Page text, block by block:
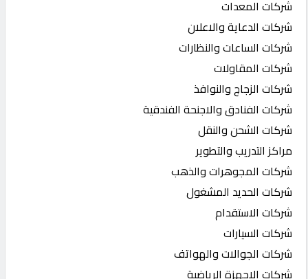
شركات المعدات
شركات الدعاية والاعلان
شركات الساعات والنظارات
شركات المقاولات
شركات الزجاج والنوافذ
شركات الفنادق والاجنحة الفندقية
شركات الشحن والنقل
مراكز التدريب والتطوير
شركات المجوهرات والذهب
شركات الحديد المشغول
شركات الاستقدام
شركات السيارات
شركات الجوالات والهواتف
شركات الاجهزة الرياضية